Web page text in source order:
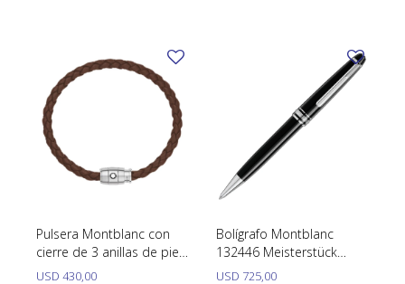
Pulsera Montblanc con
cierre de 3 anillas de piel
soft Referencia 136001.
USD 430,00
Bolígrafo Montblanc
132446 Meisterstück
Classique
USD 725,00